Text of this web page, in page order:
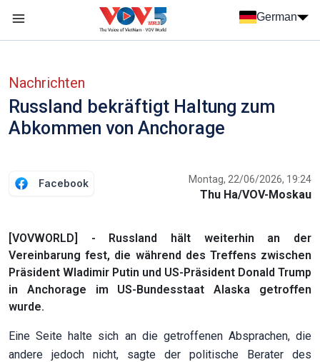
German
Nachrichten
Russland bekräftigt Haltung zum
Abkommen von Anchorage
Facebook Montag, 22/06/2026, 19:24
Thu Ha/VOV-Moskau
[VOVWORLD] - Russland hält weiterhin an der
Vereinbarung fest, die während des Treffens zwischen
Präsident Wladimir Putin und US-Präsident Donald Trump
in Anchorage im US-Bundesstaat Alaska getroffen
wurde.
Eine Seite halte sich an die getroffenen Absprachen, die
andere jedoch nicht, sagte der politische Berater des